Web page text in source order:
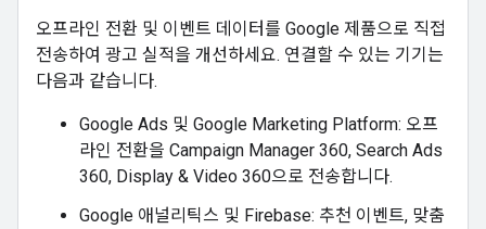
오프라인 전환 및 이벤트 데이터를 Google 제품으로 직접
전송하여 광고 실적을 개선하세요. 연결할 수 있는 기기는
다음과 같습니다.
Google Ads 및 Google Marketing Platform: 오프
라인 전환을 Campaign Manager 360, Search Ads
360, Display & Video 360으로 전송합니다.
Google 애널리틱스 및 Firebase: 추천 이벤트, 맞춤